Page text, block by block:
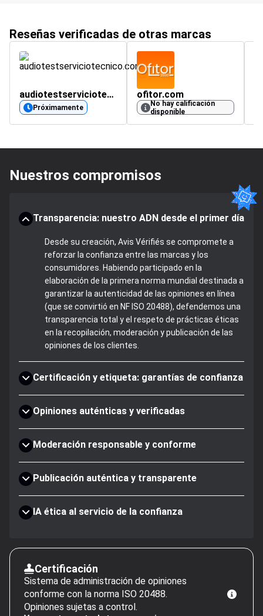
Reseñas verificadas de otras marcas
audiotestserviciotecnico.com
Próximamente
ofitor.com
No hay calificación
disponible
Nuestros compromisos
Transparencia: nuestro ADN desde el primer día
Desde su creación, Avis Vérifiés se compromete a
reforzar la confianza entre las marcas y los
consumidores. Habiendo participado en la
elaboración de la primera norma mundial destinada a
garantizar la autenticidad de las opiniones en línea
(que se convirtió en NF ISO 20488), defendemos una
transparencia total y el respeto de prácticas éticas
en la recopilación, moderación y publicación de las
opiniones de los clientes.
Certificación y etiqueta: garantías de confianza
Opiniones auténticas y verificadas
Moderación responsable y conforme
Publicación auténtica y transparente
IA ética al servicio de la confianza
Certificación
Sistema de administración de opiniones
conforme con la norma ISO 20488.
Opiniones sujetas a control.